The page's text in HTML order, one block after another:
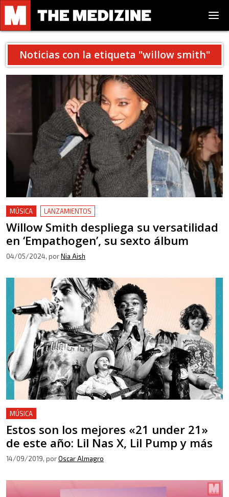
Noticias con la etiqueta "willow smith"
MÚSICA LANZAMIENTOS
Willow Smith despliega su versatilidad
en ‘Empathogen’, su sexto álbum
04/05/2024, porNia Aish
MÚSICA
Estos son los mejores «21 under 21»
de este año: Lil Nas X, Lil Pump y más
14/09/2019, porOscar Almagro